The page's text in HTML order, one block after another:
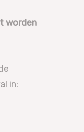
worden
in: